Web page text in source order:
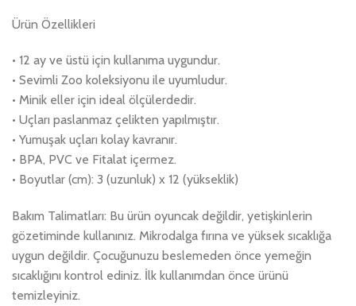
Ürün Özellikleri
• 12 ay ve üstü için kullanıma uygundur.
• Sevimli Zoo koleksiyonu ile uyumludur.
• Minik eller için ideal ölçülerdedir.
• Uçları paslanmaz çelikten yapılmıştır.
• Yumuşak uçları kolay kavranır.
• BPA, PVC ve Fitalat içermez.
• Boyutlar (cm): 3 (uzunluk) x 12 (yükseklik)
Bakım Talimatları: Bu ürün oyuncak değildir, yetişkinlerin
gözetiminde kullanınız. Mikrodalga fırına ve yüksek sıcaklığa
uygun değildir. Çocuğunuzu beslemeden önce yemeğin
sıcaklığını kontrol ediniz. İlk kullanımdan önce ürünü
temizleyiniz.